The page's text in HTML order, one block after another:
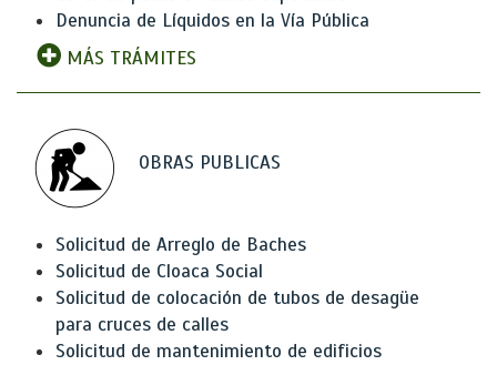
Denuncia de Líquidos en la Vía Pública
MÁS TRÁMITES
OBRAS PUBLICAS
Solicitud de Arreglo de Baches
Solicitud de Cloaca Social
Solicitud de colocación de tubos de desagüe
para cruces de calles
Solicitud de mantenimiento de edificios